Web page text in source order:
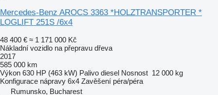
Mercedes-Benz AROCS 3363 *HOLZTRANSPORTER *
LOGLIFT 251S /6x4
48 400 € ≈ 1 171 000 Kč
Nákladní vozidlo na přepravu dřeva
2017
585 000 km
Výkon 630 HP (463 kW) Palivo diesel Nosnost 12 000 kg
Konfigurace nápravy 6x4 Zavěšení péra/péra
Rumunsko, Bucharest